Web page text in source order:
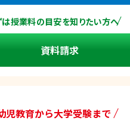
は授業料の目安を知りたい方へ
資料請求
児教育から大学受験まで